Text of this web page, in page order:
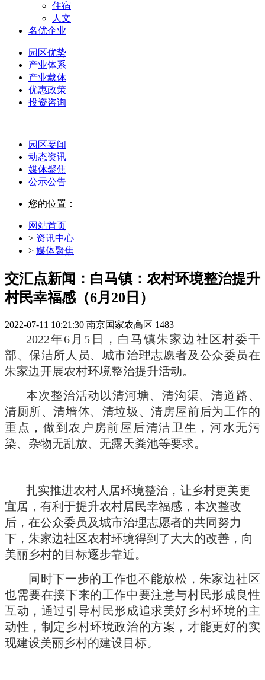
住宿
人文
名优企业
园区优势
产业体系
产业载体
优惠政策
投资咨询
园区要闻
动态资讯
媒体聚焦
公示公告
您的位置：
网站首页
> 资讯中心
> 媒体聚焦
交汇点新闻：白马镇：农村环境整治提升
村民幸福感（6月20日）
2022-07-11 10:21:30 南京国家农高区 1483
2022年6月5日，白马镇朱家边社区村委干
部、保洁所人员、城市治理志愿者及公众委员在
朱家边开展农村环境整治提升活动。
本次整治活动以清河塘、清沟渠、清道路、
清厕所、清墙体、清垃圾、清房屋前后为工作的
重点，做到农户房前屋后清洁卫生，河水无污
染、杂物无乱放、无露天粪池等要求。
扎实推进农村人居环境整治，让乡村更美更
宜居，有利于提升农村居民幸福感，本次整改
后，在公众委员及城市治理志愿者的共同努力
下，朱家边社区农村环境得到了大大的改善，向
美丽乡村的目标逐步靠近。
同时下一步的工作也不能放松，朱家边社区
也需要在接下来的工作中要注意与村民形成良性
互动，通过引导村民形成追求美好乡村环境的主
动性，制定乡村环境政治的方案，才能更好的实
现建设美丽乡村的建设目标。